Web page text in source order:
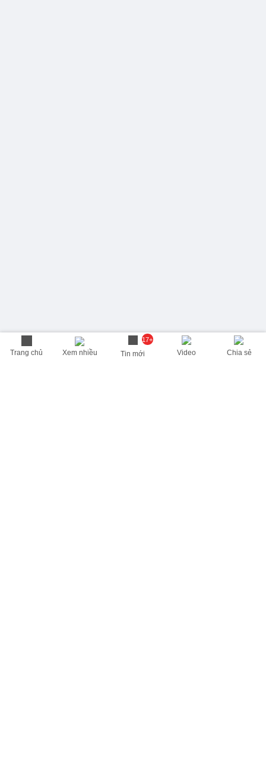
Trang chủ Xem nhiều
17+
Tin mới Video Chia sẻ